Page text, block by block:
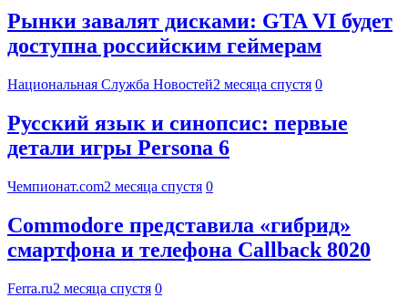
Рынки завалят дисками: GTA VI будет
доступна российским геймерам
Национальная Служба Новостей2 месяца спустя 0
Русский язык и синопсис: первые
детали игры Persona 6
Чемпионат.com2 месяца спустя 0
Commodore представила «гибрид»
смартфона и телефона Callback 8020
Ferra.ru2 месяца спустя 0